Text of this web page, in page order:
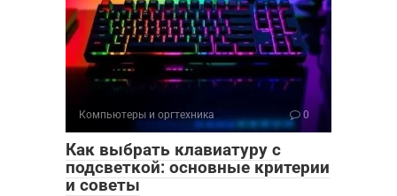
Компьютеры и оргтехника 0
Как выбрать клавиатуру с
подсветкой: основные критерии
и советы